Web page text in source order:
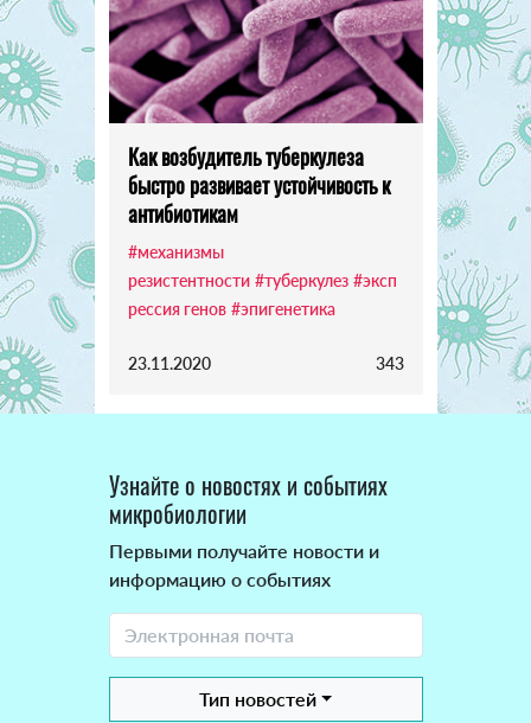
Как возбудитель туберкулеза
быстро развивает устойчивость к
антибиотикам
#механизмы
резистентности #туберкулез #эксп
рессия генов #эпигенетика
23.11.2020 343
Узнайте о новостях и событиях
микробиологии
Первыми получайте новости и
информацию о событиях
Тип новостей